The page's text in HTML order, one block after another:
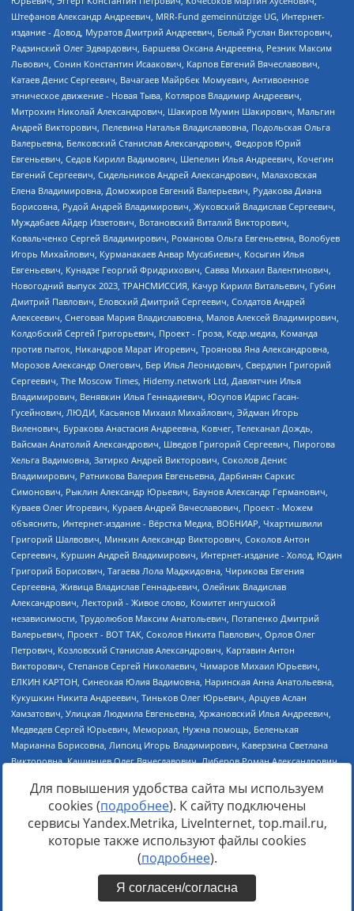
Источник:https://minjust.gov.ru/uploaded/files/reestr-
inostrannyih-agentov-22-03-2024.pdfданные на22.03.2024
Для повышения удобства сайта мы используем
cookies (подробнее). К сайту подключены
сервисы Yandex.Metrika, LiveInternet, top.mail.ru,
которые также используют файлы cookies
(подробнее).
Я согласен/согласна